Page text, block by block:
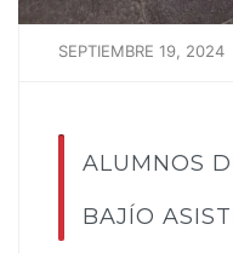
SEPTIEMBRE 19, 2024
ALUMNOS
BAJÍO